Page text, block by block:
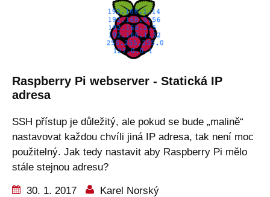
Raspberry Pi webserver - Statická IP
adresa
SSH přístup je důležitý, ale pokud se bude „malině“
nastavovat každou chvíli jiná IP adresa, tak není moc
použitelný. Jak tedy nastavit aby Raspberry Pi mělo
stále stejnou adresu?
30. 1. 2017 Karel Norský